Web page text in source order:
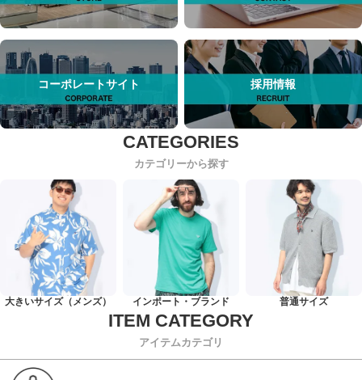
コーポレートサイト 採用情報
カテゴリーから探す
大きいサイズ（メンズ） インポート・ブランド 普通サイズ
アイテムカテゴリ